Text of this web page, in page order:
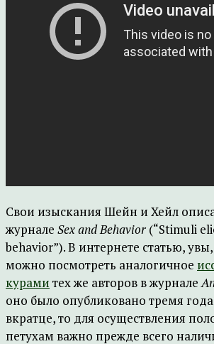
Свои изыскания Шейн и Хейл
журнале Sex and Behavior (“Stimuli
behavior”). В интернете статью,
можно посмотреть аналогичное
курами тех же авторов в журнале
оно было опубликовано тремя
вкратце, то для осуществления
петухам важно прежде всего